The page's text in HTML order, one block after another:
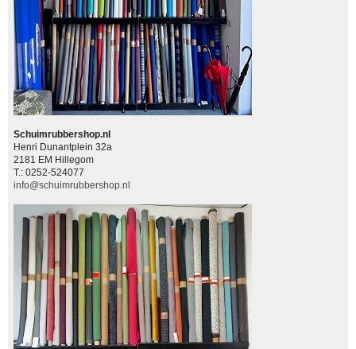
Schuimrubbershop.nl
Henri Dunantplein 32a
2181 EM Hillegom
T.: 0252-524077
info@schuimrubbershop.nl